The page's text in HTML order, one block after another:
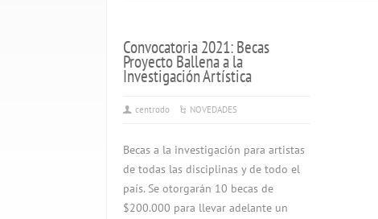
Convocatoria 2021: Becas
Proyecto Ballena a la
Investigación Artística
centrodo NOVEDADES
Becas a la investigación para artistas
de todas las disciplinas y de todo el
país. Se otorgarán 10 becas de
$200.000 para llevar adelante un